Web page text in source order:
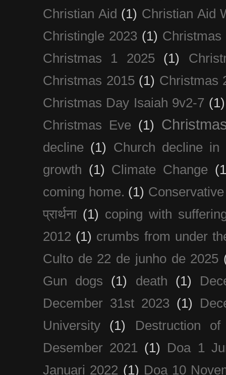
Christian Aid (1) Christian Aid
Christingle 2023 (1) Christmas
Christmas 1 2025
(1)
Christmas 2015 (1) Christmas
Christmas Day Isaiah 9v2-7 (1)
Christmas Eve (1)
decline (1)
Church decline
growth (1) Climate Change
coming home. (1)
प्रार्थना (1) coping with
2012 (1) crumbs from under
Culto de 22 de junho de 2025
Gun dogs
(1) death (1)
December 31st 2023 (1)
University
(1)
Destruction
Desember 2021 (1)
Doa 1
Januari 2022 (1) Doa 10